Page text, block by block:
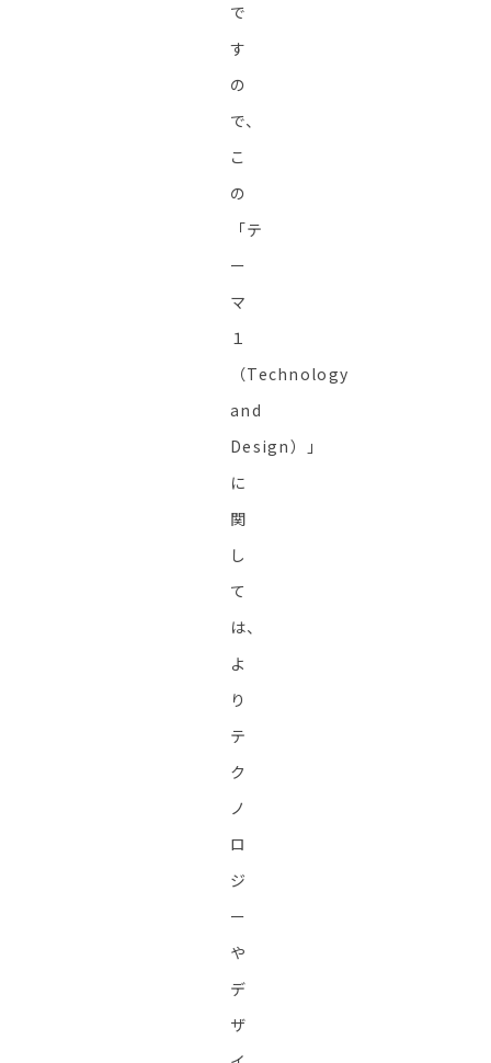
で
す
の
で、
こ
の
「テ
ー
マ
１
（Technology
and
Design）」
に
関
し
て
は、
よ
り
テ
ク
ノ
ロ
ジ
ー
や
デ
ザ